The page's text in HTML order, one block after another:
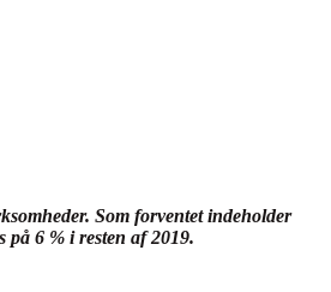
Som forventet indeholder
på 6 % i resten af 2019.